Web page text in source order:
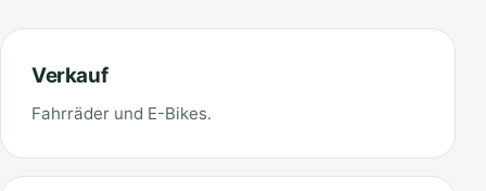
Verkauf
Fahrräder und E-Bikes.